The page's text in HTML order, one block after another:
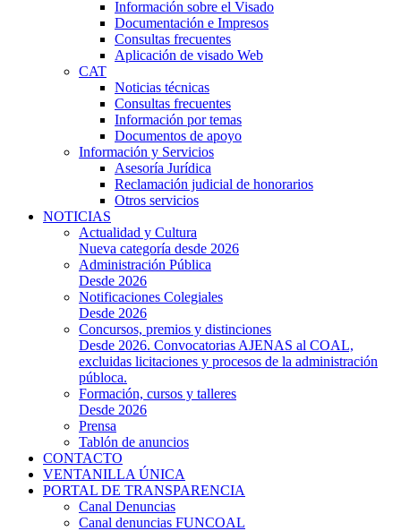
Información sobre el Visado
Documentación e Impresos
Consultas frecuentes
Aplicación de visado Web
CAT
Noticias técnicas
Consultas frecuentes
Información por temas
Documentos de apoyo
Información y Servicios
Asesoría Jurídica
Reclamación judicial de honorarios
Otros servicios
NOTICIAS
Actualidad y Cultura
Nueva categoría desde 2026
Administración Pública
Desde 2026
Notificaciones Colegiales
Desde 2026
Concursos, premios y distinciones
Desde 2026. Convocatorias AJENAS al COAL,
excluidas licitaciones y procesos de la administración
públoca.
Formación, cursos y talleres
Desde 2026
Prensa
Tablón de anuncios
CONTACTO
VENTANILLA ÚNICA
PORTAL DE TRANSPARENCIA
Canal Denuncias
Canal denuncias FUNCOAL